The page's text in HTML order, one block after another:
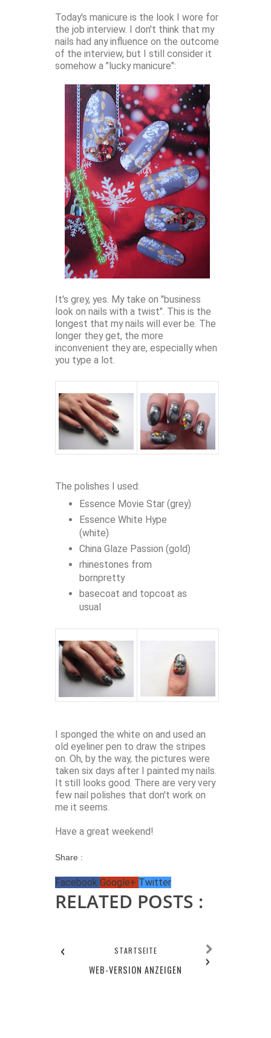
Today's manicure is the look I wore for
the job interview. I don't think that my
nails had any influence on the outcome
of the interview, but I still consider it
somehow a "lucky manicure":
It's grey, yes. My take on "business
look on nails with a twist". This is the
longest that my nails will ever be. The
longer they get, the more
inconvenient they are, especially when
you type a lot.
The polishes I used:
Essence Movie Star (grey)
Essence White Hype
(white)
China Glaze Passion (gold)
rhinestones from
bornpretty
basecoat and topcoat as
usual
I sponged the white on and used an
old eyeliner pen to draw the stripes
on. Oh, by the way, the pictures were
taken six days after I painted my nails.
It still looks good. There are very very
few nail polishes that don't work on
me it seems.
Have a great weekend!
Share :
Facebook Google+ Twitter
RELATED POSTS :
‹ ›
STARTSEITE
WEB-VERSION ANZEIGEN